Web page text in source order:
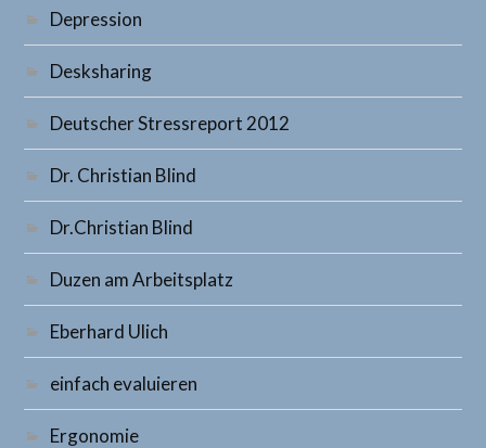
Depression
Desksharing
Deutscher Stressreport 2012
Dr. Christian Blind
Dr.Christian Blind
Duzen am Arbeitsplatz
Eberhard Ulich
einfach evaluieren
Ergonomie